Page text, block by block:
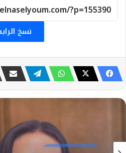
نسخ
تحقيقات و تقارير